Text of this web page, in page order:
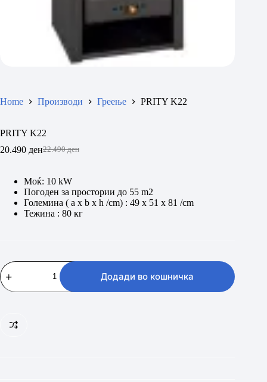
Home Производи Греење PRITY K22
PRITY K22
22.490ден
Original
was:
22.490 ден.
20.490 денCurrent
is:
20.490 ден.
Моќ: 10 kW
Погоден за простории до 55 m2
Големина ( a x b x h /cm) : 49 x 51 x 81 /cm
Тежина : 80 кг
PRITY
K22
количина
Додади во кошничка